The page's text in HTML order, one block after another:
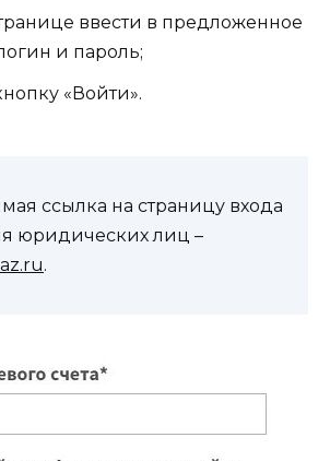
ввести в предложенное
и пароль;
«Войти».
ссылка на страницу входа
юридических лиц –
.